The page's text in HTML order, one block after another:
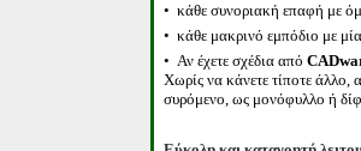
• κάθε συνοριακή επαφή με
• κάθε μακρινό εμπόδιο με
• Αν έχετε σχέδια από
Χωρίς να κάνετε τίποτε
συρόμενο, ως μονόφυλλο ή